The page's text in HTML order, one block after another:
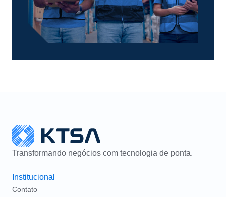
Transformando negócios com tecnologia de ponta.
Institucional
Contato